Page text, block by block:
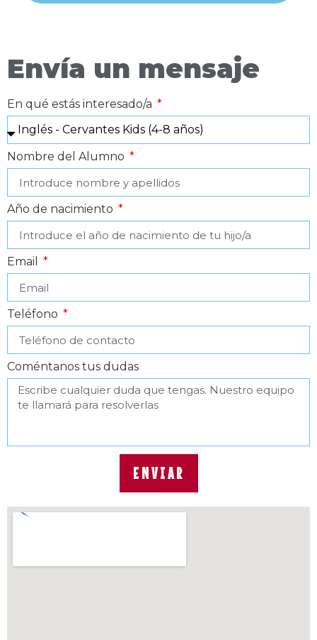
Envía un mensaje
En qué estás interesado/a
Nombre del Alumno
Año de nacimiento
Email
Teléfono
Coméntanos tus dudas
ENVIAR